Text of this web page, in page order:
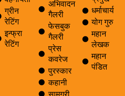
ग्रीन
रेटिंग
इन्फ्रा
रेटिंग
अभिवादन
गैलरी
फेसबुक
गैलरी
प्रेस
कवरेज
पुरस्कार
कहानी
धर्माचार्य
योग गुरु
महान
लेखक
महान
पंडित